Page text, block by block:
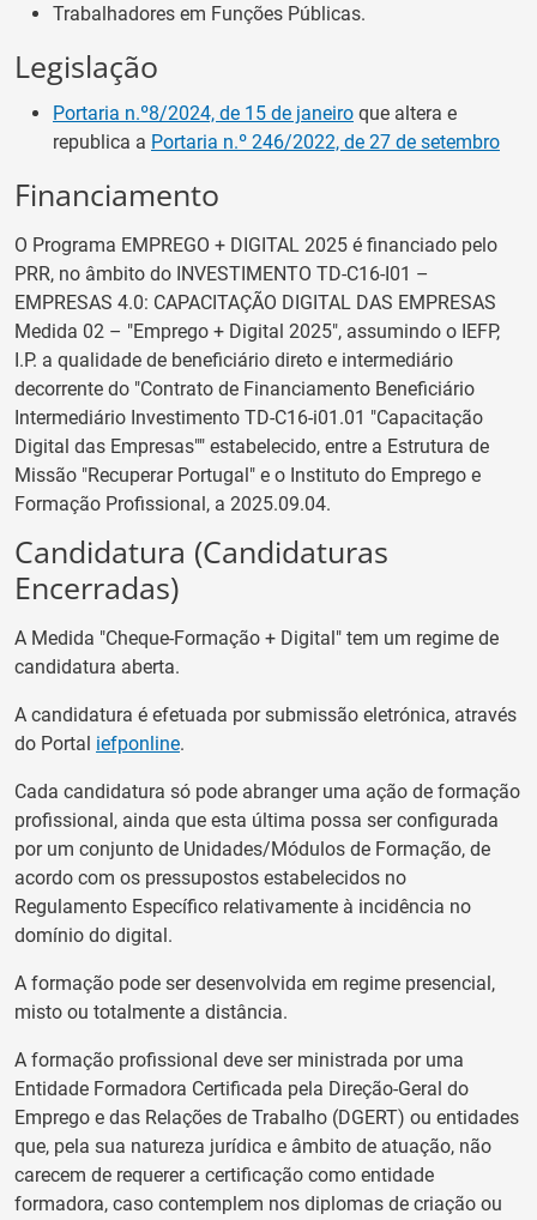
Trabalhadores em Funções Públicas.
Legislação
Portaria n.º8/2024, de 15 de janeiro que altera e
republica a Portaria n.º 246/2022, de 27 de setembro
Financiamento
O Programa EMPREGO + DIGITAL 2025 é financiado pelo
PRR, no âmbito do INVESTIMENTO TD-C16-I01 –
EMPRESAS 4.0: CAPACITAÇÃO DIGITAL DAS EMPRESAS
Medida 02 – "Emprego + Digital 2025", assumindo o IEFP,
I.P. a qualidade de beneficiário direto e intermediário
decorrente do "Contrato de Financiamento Beneficiário
Intermediário Investimento TD-C16-i01.01 "Capacitação
Digital das Empresas"" estabelecido, entre a Estrutura de
Missão "Recuperar Portugal" e o Instituto do Emprego e
Formação Profissional, a 2025.09.04.
Candidatura (Candidaturas
Encerradas)
A Medida "Cheque-Formação + Digital" tem um regime de
candidatura aberta.
A candidatura é efetuada por submissão eletrónica, através
do Portal iefponline.
Cada candidatura só pode abranger uma ação de formação
profissional, ainda que esta última possa ser configurada
por um conjunto de Unidades/Módulos de Formação, de
acordo com os pressupostos estabelecidos no
Regulamento Específico relativamente à incidência no
domínio do digital.
A formação pode ser desenvolvida em regime presencial,
misto ou totalmente a distância.
A formação profissional deve ser ministrada por uma
Entidade Formadora Certificada pela Direção-Geral do
Emprego e das Relações de Trabalho (DGERT) ou entidades
que, pela sua natureza jurídica e âmbito de atuação, não
carecem de requerer a certificação como entidade
formadora, caso contemplem nos diplomas de criação ou